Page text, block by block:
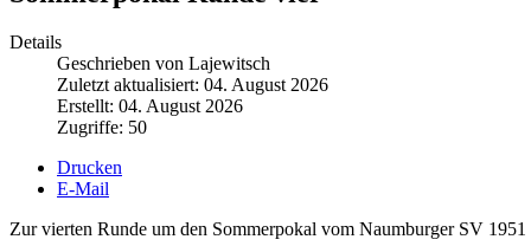
Details
Geschrieben von Lajewitsch
Zuletzt aktualisiert: 04. August 2026
Erstellt: 04. August 2026
Zugriffe: 50
Drucken
E-Mail
Zur vierten Runde um den Sommerpokal vom Naumburger SV